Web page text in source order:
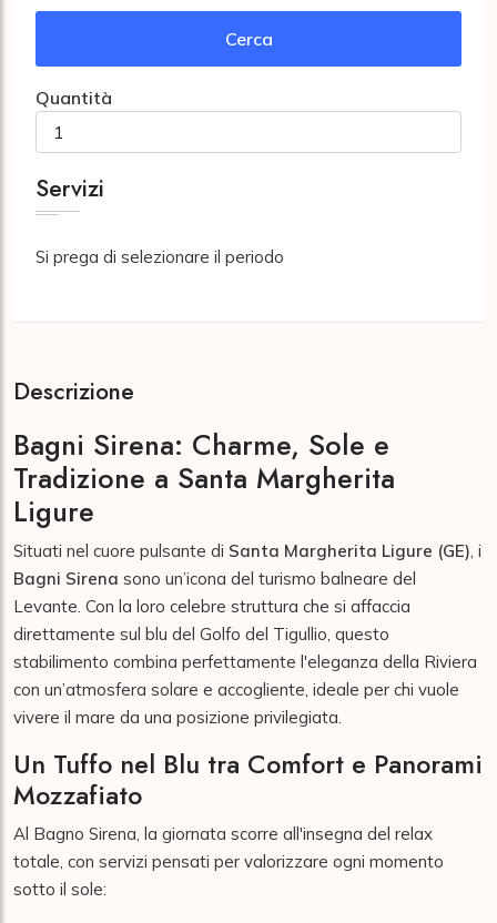
Cerca
Quantità
Servizi
Si prega di selezionare il periodo
Descrizione
Bagni Sirena: Charme, Sole e
Tradizione a Santa Margherita
Ligure
Situati nel cuore pulsante di Santa Margherita Ligure (GE), i
Bagni Sirena sono un’icona del turismo balneare del
Levante. Con la loro celebre struttura che si affaccia
direttamente sul blu del Golfo del Tigullio, questo
stabilimento combina perfettamente l'eleganza della Riviera
con un’atmosfera solare e accogliente, ideale per chi vuole
vivere il mare da una posizione privilegiata.
Un Tuffo nel Blu tra Comfort e Panorami
Mozzafiato
Al Bagno Sirena, la giornata scorre all'insegna del relax
totale, con servizi pensati per valorizzare ogni momento
sotto il sole: